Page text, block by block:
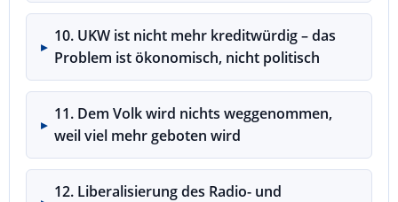
10. UKW ist nicht mehr kreditwürdig – das
Problem ist ökonomisch, nicht politisch
11. Dem Volk wird nichts weggenommen,
weil viel mehr geboten wird
12. Liberalisierung des Radio- und